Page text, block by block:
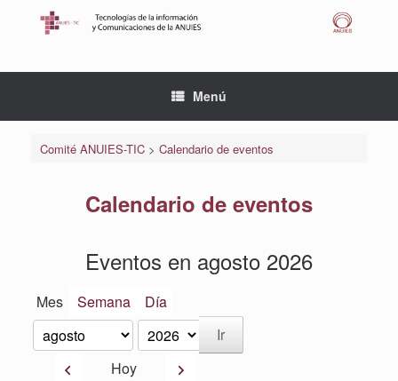
Menú
Comité ANUIES-TIC> Calendario de eventos
Calendario de eventos
Eventos en agosto 2026
Mes Semana Día
Mes
Año
AnteriorHoy Siguiente